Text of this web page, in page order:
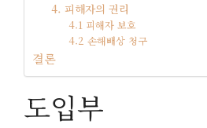
4. 피해자의 권리
4.1 피해자 보호
4.2 손해배상 청구
결론
도입부